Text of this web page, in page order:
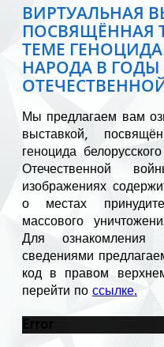
ВИРТУАЛЬНАЯ
ПОСВЯЩЁННАЯ
ТЕМЕ
НАРОДА В
Мы предлагаем вам
выставкой,
геноцида
Отечественной
изображениях
о местах
массового
Для
сведениями
код в правом
перейти по ссылке.
Error